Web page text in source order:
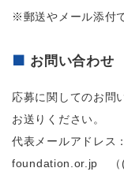
※郵送やメール添付
お問い合わせ
応募に関してのお問
お送りください。
代表メールアドレス
foundation.or.jp （(